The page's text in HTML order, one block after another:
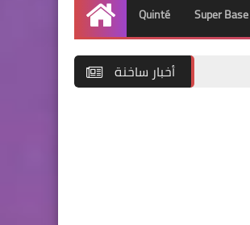
Accueil
Quinté Super Base
أخبار ساخنة